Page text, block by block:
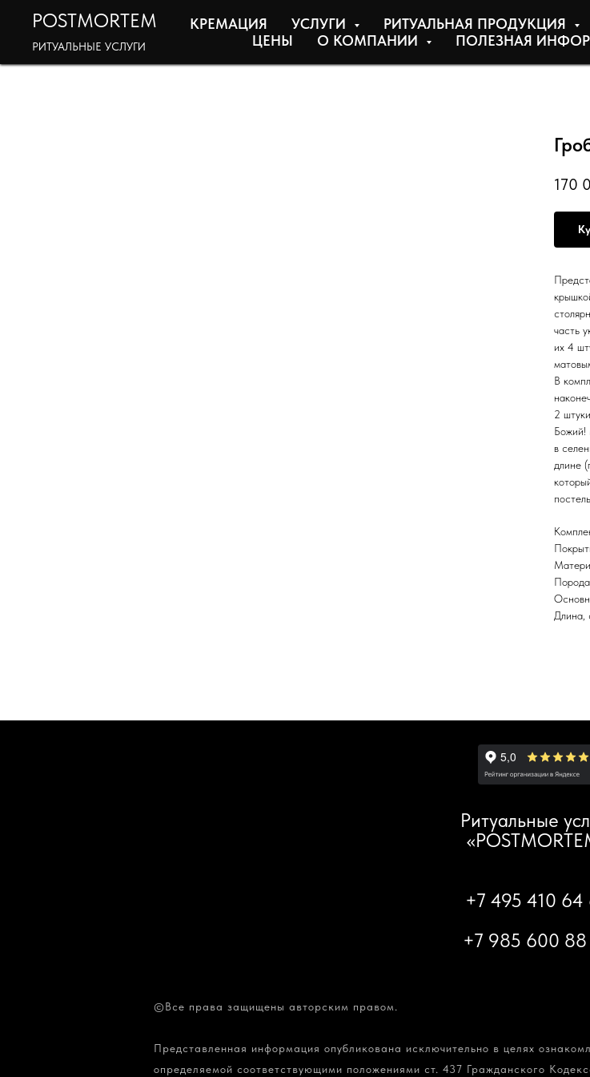
POSTMORTEM
РИТУАЛЬНЫЕ УСЛУГИ
КРЕМАЦИЯ УСЛУГИ РИТУАЛЬНАЯ ПРОДУКЦИЯ
ЦЕНЫ
О КОМПАНИИ ПОЛЕЗНАЯ
170
часть
их 4
В
2
Божий!
в
длине
Длина,
Ритуальные
+7 495 410 64
+7 985 600
©Все права защищены авторским правом.
Представленная информация опубликована исключительно в целях
определяемой соответствующими положениями ст. 437 Гражданского